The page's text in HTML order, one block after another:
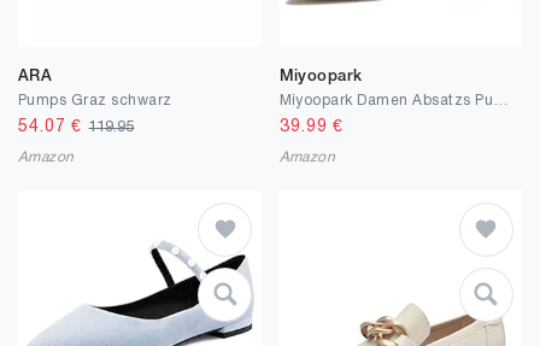
ARA
Pumps Graz schwarz
54.07 €119.95
Amazon
Miyoopark
39.99 €
Amazon